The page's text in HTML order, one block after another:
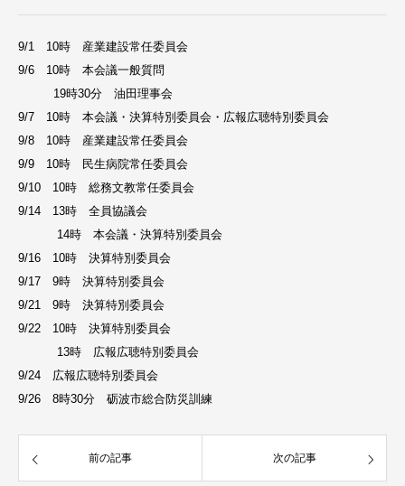
9/1 10時 産業建設常任委員会
9/6 10時 本会議一般質問
19時30分 油田理事会
9/7 10時 本会議・決算特別委員会・広報広聴特別委員会
9/8 10時 産業建設常任委員会
9/9 10時 民生病院常任委員会
9/10 10時 総務文教常任委員会
9/14 13時 全員協議会
14時 本会議・決算特別委員会
9/16 10時 決算特別委員会
9/17 9時 決算特別委員会
9/21 9時 決算特別委員会
9/22 10時 決算特別委員会
13時 広報広聴特別委員会
9/24 広報広聴特別委員会
9/26 8時30分 砺波市総合防災訓練
前の記事 次の記事